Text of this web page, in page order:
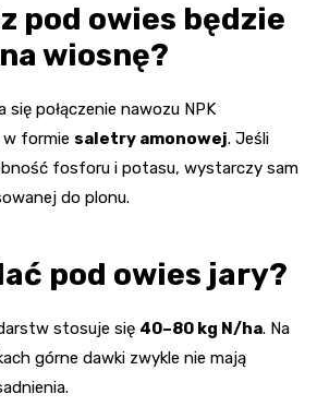
pod owies będzie
wiosnę?
się połączenie nawozu NPK
formie saletry amonowej. Jeśli
fosforu i potasu, wystarczy sam
do plonu.
pod owies jary?
stosuje się 40–80 kg N/ha. Na
górne dawki zwykle nie mają